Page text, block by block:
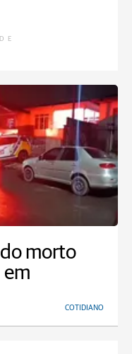
morto
em
COTIDIANO